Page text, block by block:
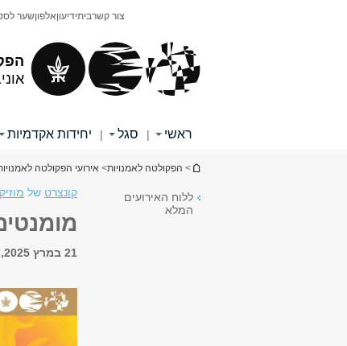
צור קשרביתידיעוןאלפוןשער
ראשי | סגל | יחידות אקדמיות
הינך נמצא כאן
> הפקולטה לאמנויות> אירועי הפקולטה
ללוח האירועים
המלא
קונצרט של
21 במרץ 2025, 11:00